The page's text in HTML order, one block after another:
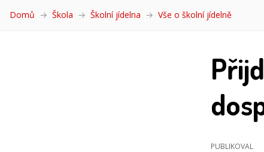
Domů Škola Školní jídelna Vše o školní jídelně
PUBLIKOVAL